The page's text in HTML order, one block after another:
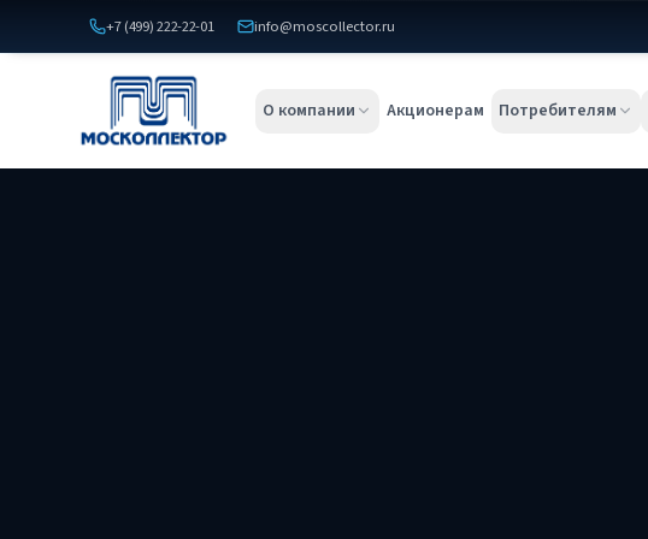
+7 (499) 222-22-01 info@moscollector.ru
О компании Акционерам Потребителям